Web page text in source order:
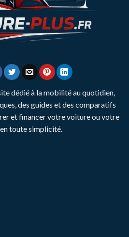
dédié à la mobilité au quotidien,
des guides et des comparatifs
et financer votre voiture ou votre
toute simplicité.